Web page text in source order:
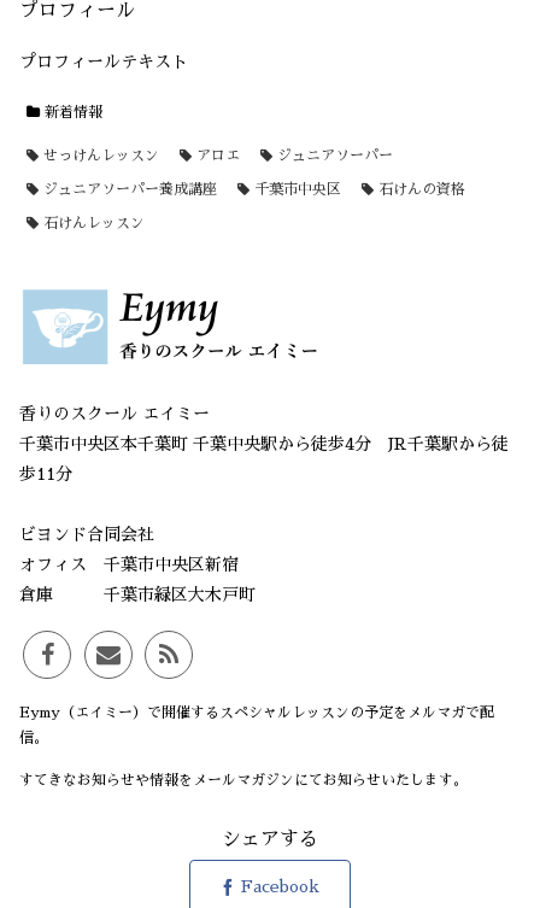
プロフィール
プロフィールテキスト
新着情報
せっけんレッスン アロエ ジュニアソーパー
ジュニアソーパー養成講座 千葉市中央区 石けんの資格
石けんレッスン
香りのスクール エイミー
千葉市中央区本千葉町 千葉中央駅から徒歩4分 JR千葉駅から徒
歩11分
ビヨンド合同会社
オフィス 千葉市中央区新宿
倉庫 千葉市緑区大木戸町
Eymy（エイミー）で開催するスペシャルレッスンの予定をメルマガで配
信。
すてきなお知らせや情報をメールマガジンにてお知らせいたします。
シェアする
Facebook